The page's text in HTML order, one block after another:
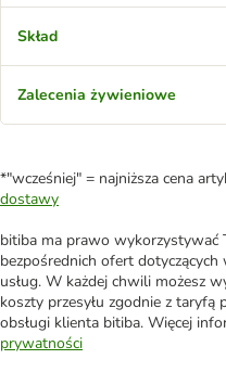
Skład
Zalecenia żywieniowe
*"wcześniej" = najniższa cena
dostawy
bitiba ma prawo wykorzystywać
bezpośrednich ofert
usług. W każdej chwili możesz
koszty przesyłu zgodnie z taryfą
obsługi klienta bitiba. Więcej
prywatności